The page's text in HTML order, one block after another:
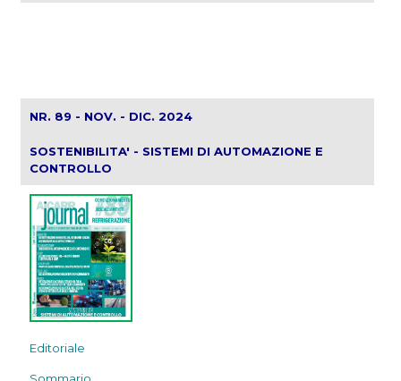
NR. 89 - NOV. - DIC. 2024
SOSTENIBILITA' - SISTEMI DI AUTOMAZIONE E
CONTROLLO
Editoriale
Sommario